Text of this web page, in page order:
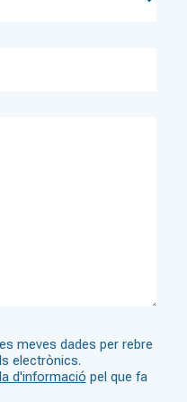
meves dades per rebre
electrònics.
d'informació pel que fa